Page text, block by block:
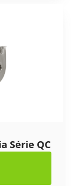
Série QC